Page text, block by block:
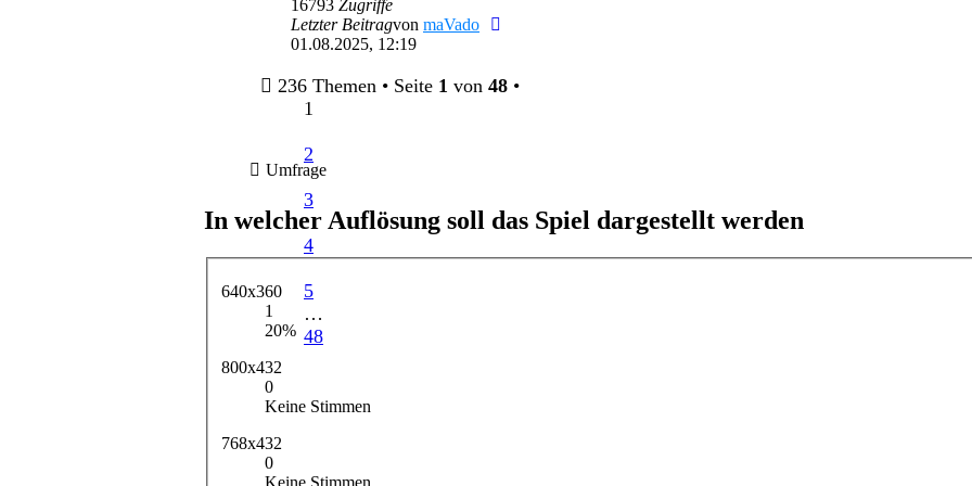
16793 Zugriffe
Letzter Beitragvon maVado
01.08.2025, 12:19
236 Themen • Seite 1 von 48 •
1
2
3
4
5
…
48
Umfrage
In welcher Auflösung soll das Spiel dargestellt werden
640x360
1
20%
800x432
0
Keine Stimmen
768x432
0